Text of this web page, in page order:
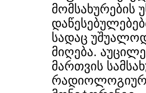
მომსახურების
სადაც
მიღება.
მართვის
რადიოლოგიური